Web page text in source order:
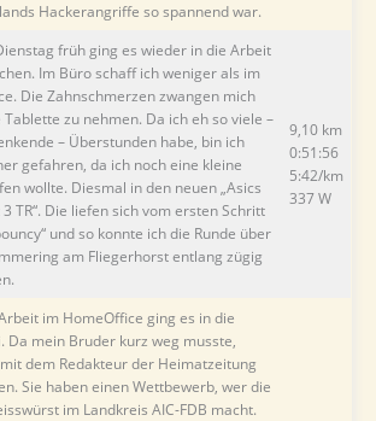
Hackerangriffe so spannend war.
früh ging es wieder in die Arbeit
Im Büro schaff ich weniger als im
Die Zahnschmerzen zwangen mich
Tablette zu nehmen. Da ich eh so viele –
– Überstunden habe, bin ich
gefahren, da ich noch eine kleine
wollte. Diesmal in den neuen „Asics
TR“. Die liefen sich vom ersten Schritt
und so konnte ich die Runde über
am Fliegerhorst entlang zügig
9,10 km
0:51:56
5:42/km
337 W
im HomeOffice ging es in die
Da mein Bruder kurz weg musste,
dem Redakteur der Heimatzeitung
Sie haben einen Wettbewerb, wer die
im Landkreis AIC-FDB macht.